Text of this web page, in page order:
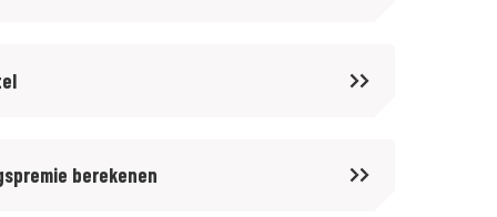
berekenen